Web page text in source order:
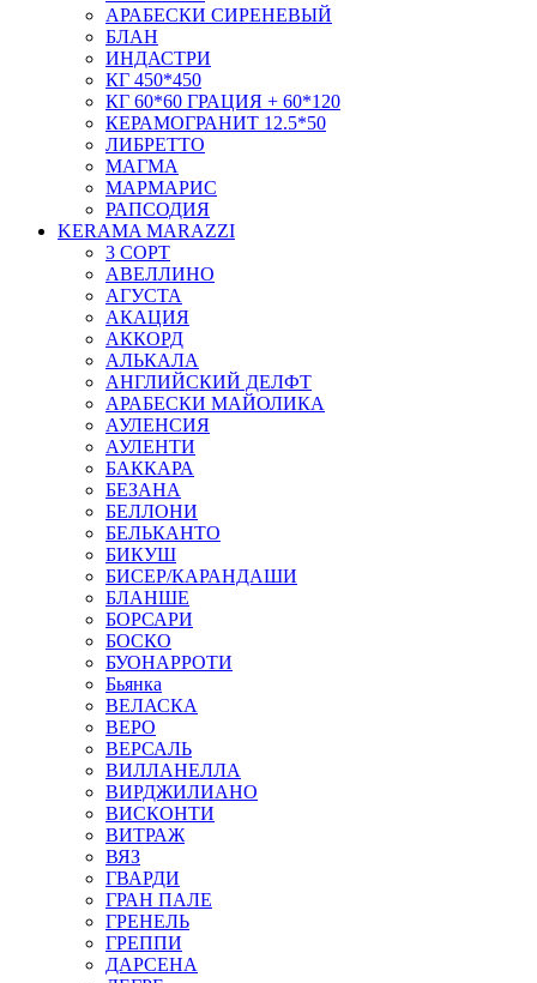
АРАБЕСКИ СИРЕНЕВЫЙ
БЛАН
ИНДАСТРИ
КГ 450*450
КГ 60*60 ГРАЦИЯ + 60*120
КЕРАМОГРАНИТ 12.5*50
ЛИБРЕТТО
МАГМА
МАРМАРИС
РАПСОДИЯ
KERAMA MARAZZI
3 СОРТ
АВЕЛЛИНО
АГУСТА
АКАЦИЯ
АККОРД
АЛЬКАЛА
АНГЛИЙСКИЙ ДЕЛФТ
АРАБЕСКИ МАЙОЛИКА
АУЛЕНСИЯ
АУЛЕНТИ
БАККАРА
БЕЗАНА
БЕЛЛОНИ
БЕЛЬКАНТО
БИКУШ
БИСЕР/КАРАНДАШИ
БЛАНШЕ
БОРСАРИ
БОСКО
БУОНАРРОТИ
Бьянка
ВЕЛАСКА
ВЕРО
ВЕРСАЛЬ
ВИЛЛАНЕЛЛА
ВИРДЖИЛИАНО
ВИСКОНТИ
ВИТРАЖ
ВЯЗ
ГВАРДИ
ГРАН ПАЛЕ
ГРЕНЕЛЬ
ГРЕППИ
ДАРСЕНА